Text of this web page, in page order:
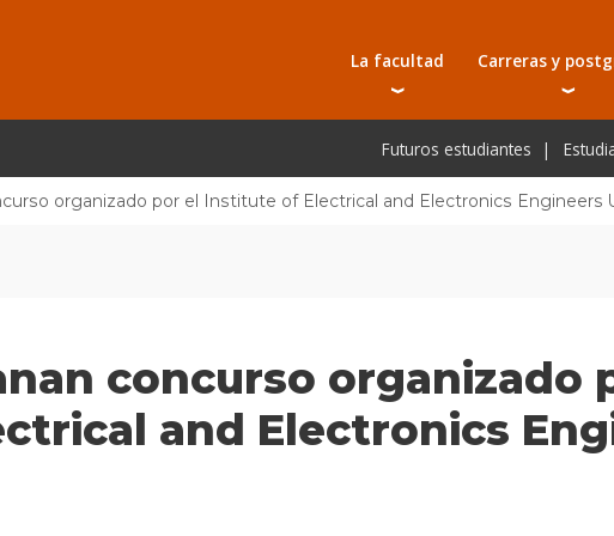
La facultad
Autoridades
Investigación
Carreras y
Carreras
Tecnicaturas
Postgrados
Futuros estudiantes
organizado por el Institute of Electrical and Electronics Engineers
concurso organizado
and Electronics